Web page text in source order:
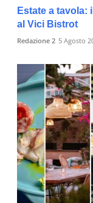
Estate a tavola:
al Vici Bistrot
Redazione 2 5 Agosto